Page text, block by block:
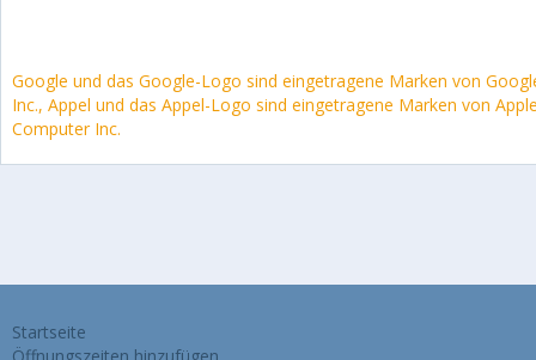
Google und das Google-Logo sind eingetragene Marken von
Inc., Appel und das Appel-Logo sind eingetragene Marken von
Computer Inc.
Startseite
Öffnungszeiten hinzufügen